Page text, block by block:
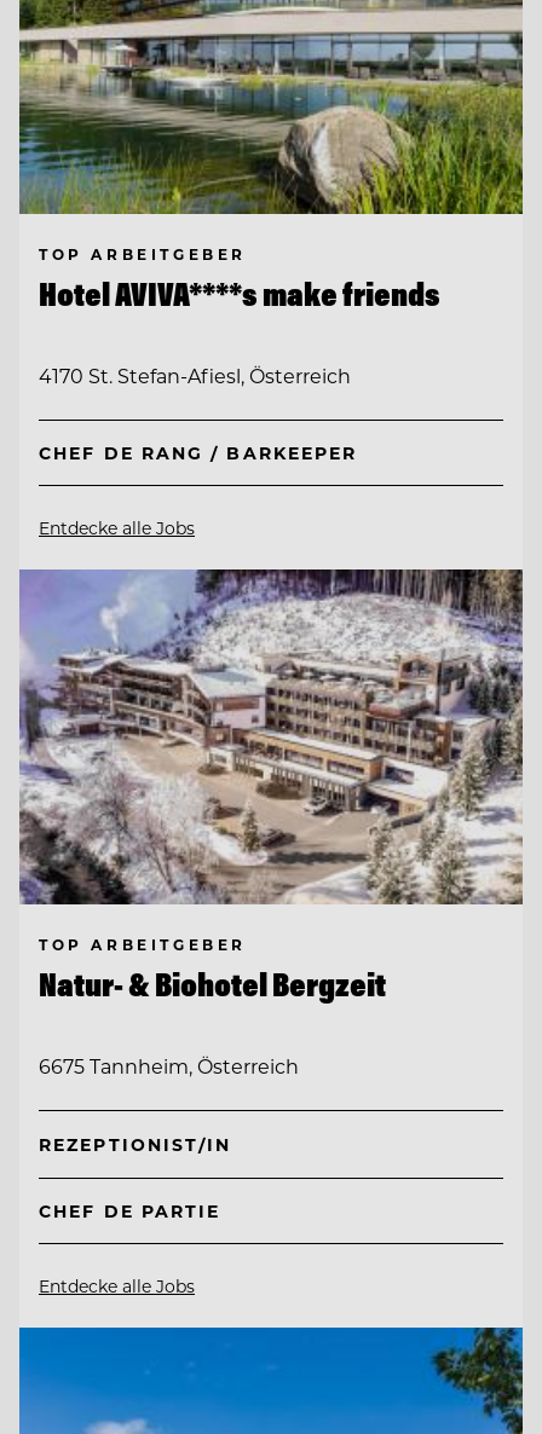
TOP ARBEITGEBER
Hotel AVIVA****s make friends
4170 St. Stefan-Afiesl, Österreich
CHEF DE RANG / BARKEEPER
Entdecke alle Jobs
TOP ARBEITGEBER
Natur- & Biohotel Bergzeit
6675 Tannheim, Österreich
REZEPTIONIST/IN
CHEF DE PARTIE
Entdecke alle Jobs